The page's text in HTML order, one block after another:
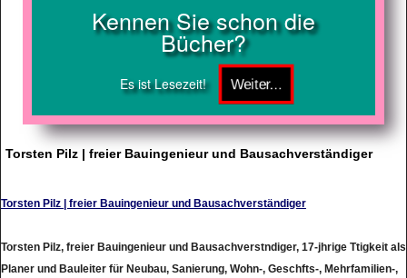
Kennen Sie schon die
Bücher?
Es ist Lesezeit!
Torsten Pilz | freier Bauingenieur und Bausachverständiger
Torsten Pilz | freier Bauingenieur und Bausachverständiger
Torsten Pilz, freier Bauingenieur und Bausachverstndiger, 17-jhrige Ttigkeit als
Planer und Bauleiter für Neubau, Sanierung, Wohn-, Geschfts-, Mehrfamilien-,